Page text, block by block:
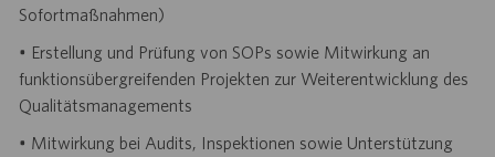
Sofortmaßnahmen)
• Erstellung und Prüfung von SOPs sowie Mitwirkung an
funktionsübergreifenden Projekten zur Weiterentwicklung des
Qualitätsmanagements
• Mitwirkung bei Audits, Inspektionen sowie Unterstützung